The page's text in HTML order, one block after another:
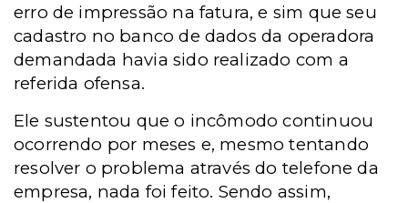
erro de impressão na fatura, e sim que seu
cadastro no banco de dados da operadora
demandada havia sido realizado com a
referida ofensa.
Ele sustentou que o incômodo continuou
ocorrendo por meses e, mesmo tentando
resolver o problema através do telefone da
empresa, nada foi feito. Sendo assim,